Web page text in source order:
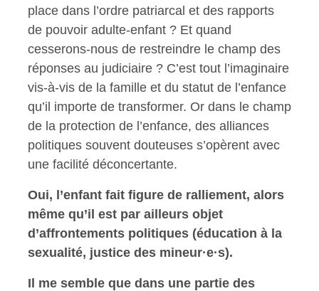
place dans l’ordre patriarcal et des rapports
de pouvoir adulte-enfant ? Et quand
cesserons-nous de restreindre le champ des
réponses au judiciaire ? C’est tout l’imaginaire
vis-à-vis de la famille et du statut de l’enfance
qu’il importe de transformer. Or dans le champ
de la protection de l’enfance, des alliances
politiques souvent douteuses s’opèrent avec
une facilité déconcertante.
Oui, l’enfant fait figure de ralliement, alors
même qu’il est par ailleurs objet
d’affrontements politiques (éducation à la
sexualité, justice des mineur·e·s).
Il me semble que dans une partie des